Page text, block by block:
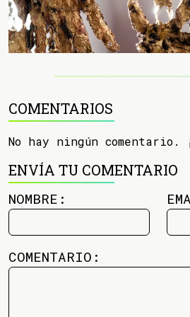
COMENTARIOS
No hay ningún comentario.
ENVÍA TU COMENTARIO
NOMBRE:
COMENTARIO: